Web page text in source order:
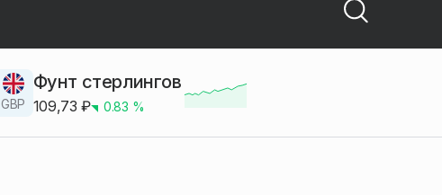
GBP
Фунт стерлингов
109,73 ₽ 0.83 %